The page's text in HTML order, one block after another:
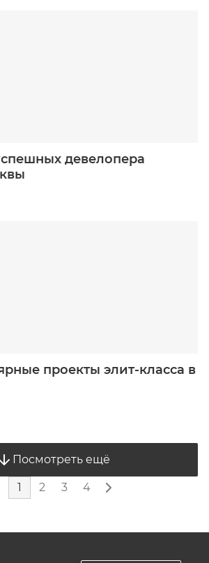
девелопера
проекты элит-класса в
Посмотреть ещё
1 2 3 4